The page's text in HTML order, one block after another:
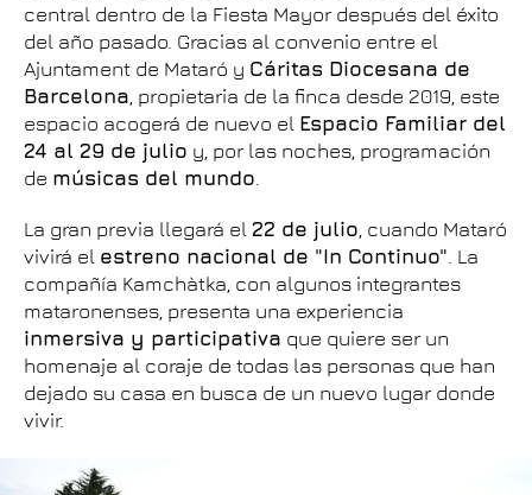
central dentro de la Fiesta Mayor después del éxito
del año pasado. Gracias al convenio entre el
Ajuntament de Mataró y Cáritas Diocesana de
Barcelona , propietaria de la finca desde 2019, este
espacio acogerá de nuevo el Espacio Familiar del
24 al 29 de julio y, por las noches, programación
de músicas del mundo
La gran previa llegará el 22 de julio , cuando Mataró
vivirá el estreno nacional de "In Continuo" . La
compañía Kamchàtka, con algunos integrantes
mataronenses, presenta una experiencia
inmersiva y participativa que quiere ser un
homenaje al coraje de todas las personas que han
dejado su casa en busca de un nuevo lugar donde
vivir.